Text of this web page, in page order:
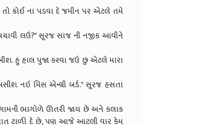
કોઈ ના પડવા દે જમીન પર એટલે તમે
લઉં?" સૂરજ સાંજ ની નજીક આવીને
હું હાલ પુજા કરવા જઉં છું એટલે મારા
નઇ મિસ એન્ગ્રી બર્ડ." સૂરજ હસતાં
ભાગોળે ઊતરી જાય છે અને કલાક
ટાળી દે છે, પણ આજે આટલી વાર કેમ